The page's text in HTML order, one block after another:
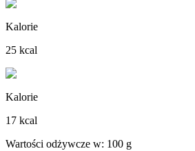
Kalorie
25 kcal
Kalorie
17 kcal
Wartości odżywcze w: 100 g